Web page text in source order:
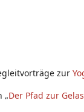
zur
„Der Pfad zur